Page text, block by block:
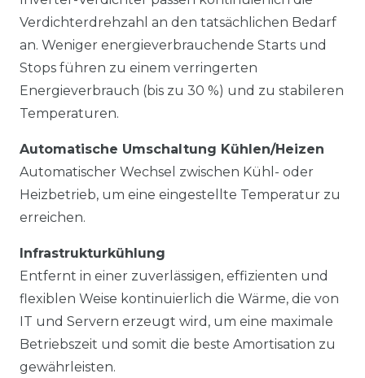
Verdichterdrehzahl an den tatsächlichen Bedarf
an. Weniger energieverbrauchende Starts und
Stops führen zu einem verringerten
Energieverbrauch (bis zu 30 %) und zu stabileren
Temperaturen.
Automatische Umschaltung Kühlen/Heizen
Automatischer Wechsel zwischen Kühl- oder
Heizbetrieb, um eine eingestellte Temperatur zu
erreichen.
Infrastrukturkühlung
Entfernt in einer zuverlässigen, effizienten und
flexiblen Weise kontinuierlich die Wärme, die von
IT und Servern erzeugt wird, um eine maximale
Betriebszeit und somit die beste Amortisation zu
gewährleisten.